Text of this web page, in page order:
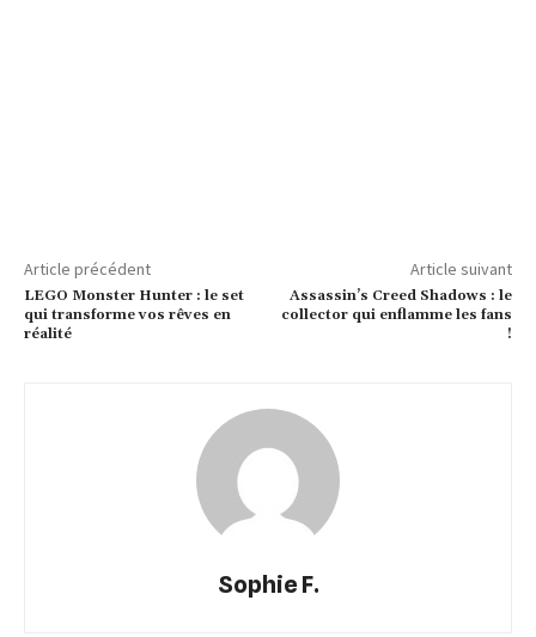
Article précédent
LEGO Monster Hunter : le set
qui transforme vos rêves en
réalité
Article suivant
Assassin’s Creed Shadows : le
collector qui enflamme les fans
!
Sophie F.